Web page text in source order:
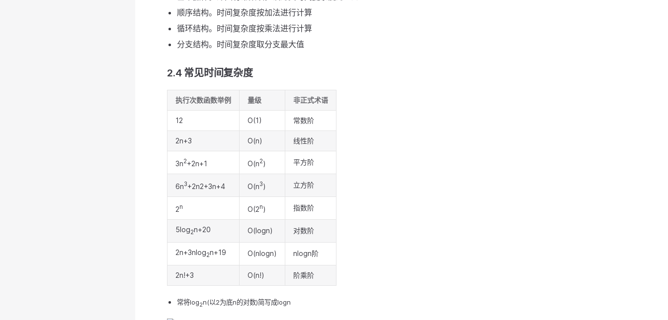
顺序结构。时间复杂度按加法进行计算
循环结构。时间复杂度按乘法进行计算
分支结构。时间复杂度取分支最大值
2.4 常见时间复杂度
执行次数函数举例 量级 非正式术语
12 O(1) 常数阶
2n+3 O(n) 线性阶
3n2+2n+1 O(n2) 平方阶
6n3+2n2+3n+4 O(n3) 立方阶
2n O(2n) 指数阶
5log2n+20 O(logn) 对数阶
2n+3nlog2n+19 O(nlogn) nlogn阶
2n!+3 O(n!) 阶乘阶
常将log2n(以2为底n的对数)简写成logn